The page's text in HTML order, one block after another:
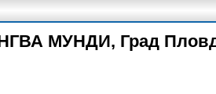
МУНДИ, Град